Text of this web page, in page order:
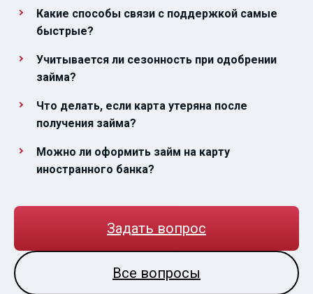
Какие способы связи с поддержкой самые
быстрые?
Учитывается ли сезонность при одобрении
займа?
Что делать, если карта утеряна после
получения займа?
Можно ли оформить займ на карту
иностранного банка?
Задать вопрос
Все вопросы